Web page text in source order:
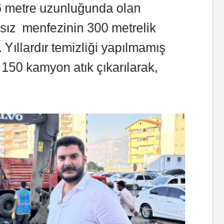
metre uzunluğunda olan
menfezinin 300 metrelik
Yıllardır temizliği yapılmamış
kamyon atık çıkarılarak,